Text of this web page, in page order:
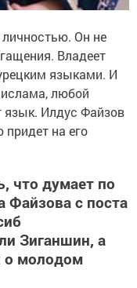
Он не
Владеет
языками. И
любой
язык. Илдус Файзов
придет на его
что думает по
Файзова с поста
Зиганшин, а
о молодом